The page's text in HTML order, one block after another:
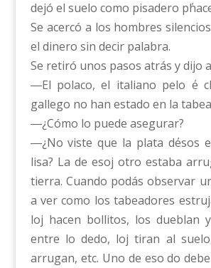
dejó el suelo como pisadero
Se acercó a los hombres
el dinero sin decir palabra.
Se retiró unos pasos atrás y dijo
―El polaco, el italiano pelo ΄e
gallego no han estado en la
―¿Cómo lo puede asegurar?
―¿No viste que la plata d΄esos
lisa? La de esoj otro estaba
tierra. Cuando podás observar
a ver como los tabeadores
loj hacen bollitos, los dueblan
entre lo dedo, loj tiran al
arrugan, etc. Uno de eso do